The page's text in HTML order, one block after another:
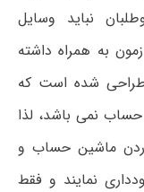
نباید وسایل
به همراه داشته
طراحی شده است که
نمی باشد، لذا
ماشین حساب و
نمایند و فقط